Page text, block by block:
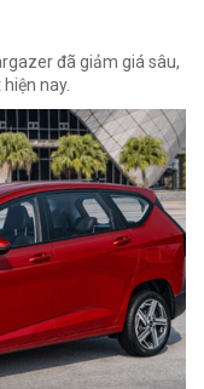
đã giảm giá sâu,
nay.